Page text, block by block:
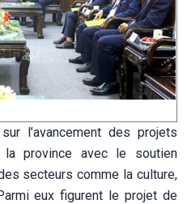
l’avancement des projets
la province avec le soutien
secteurs comme la culture,
eux figurent le projet de